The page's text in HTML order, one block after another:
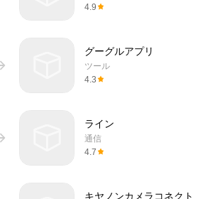
4.9
グーグルアプリ
ツール
4.3
ライン
通信
4.7
キヤノンカメラコネクト